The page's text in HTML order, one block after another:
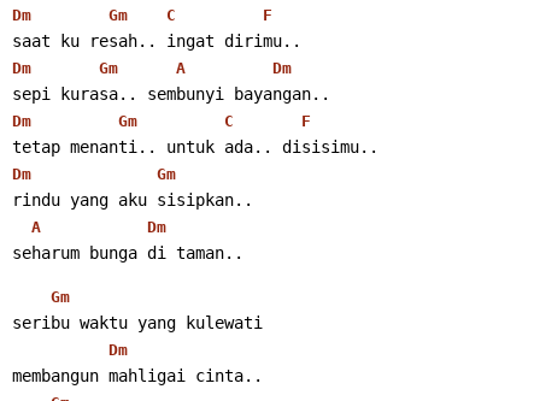
Dm Gm C F
saat ku resah.. ingat dirimu..
Dm Gm A Dm
sepi kurasa.. sembunyi bayangan..
Dm Gm C F
tetap menanti.. untuk ada.. disisimu..
Dm Gm
rindu yang aku sisipkan..
A Dm
seharum bunga di taman..
Gm
seribu waktu yang kulewati
Dm
membangun mahligai cinta..